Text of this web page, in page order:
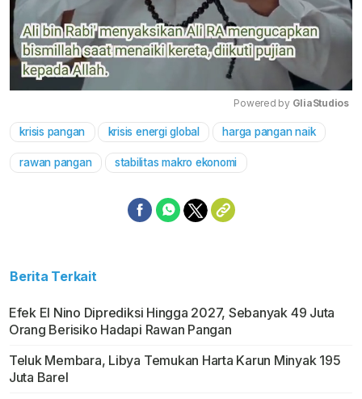
Mute
Powered by GliaStudios
krisis pangan krisis energi global harga pangan naik
rawan pangan stabilitas makro ekonomi
Berita Terkait
Efek El Nino Diprediksi Hingga 2027, Sebanyak 49 Juta
Orang Berisiko Hadapi Rawan Pangan
Teluk Membara, Libya Temukan Harta Karun Minyak 195
Juta Barel